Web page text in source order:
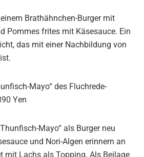
Brathähnchen-Burger mit
Pommes frites mit Käsesauce. Ein
das mit einer Nachbildung von
Mayo“ des Fluchrede-
Yen
Mayo“ als Burger neu
und Nori-Algen erinnern an
mit Lachs als Topping. Als Beilage